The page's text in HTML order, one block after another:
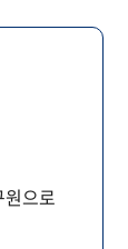
으로